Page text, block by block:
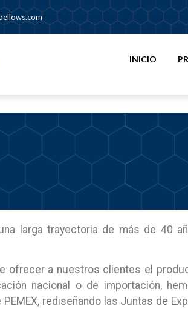
INICIO
larga trayectoria de más de 40
ofrecer a nuestros clientes el
nacional o de importación,
rediseñando las Juntas de